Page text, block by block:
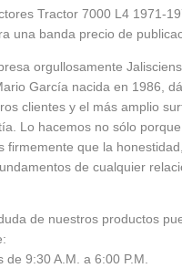
Tractor 7000 L4 1971-
una banda precio de
orgullosamente
García nacida en 1986,
clientes y el más amplio
Lo hacemos no sólo
firmemente que la
de cualquier
de nuestros productos
de 9:30 A.M. a 6:00 P.M.